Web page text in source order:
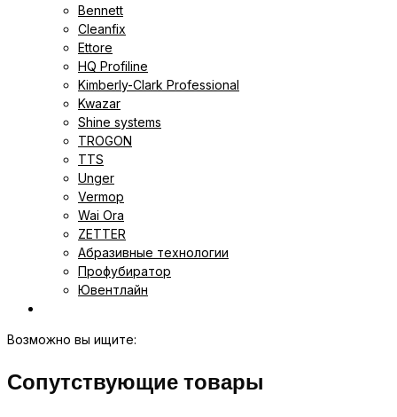
Bennett
Cleanfix
Ettore
HQ Profiline
Kimberly-Clark Professional
Kwazar
Shine systems
TROGON
TTS
Unger
Vermop
Wai Ora
ZETTER
Абразивные технологии
Профубиратор
Ювентлайн
Возможно вы ищите:
Сопутствующие товары